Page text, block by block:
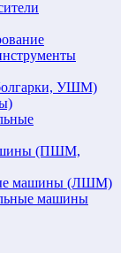
УШМ)
(ПШМ,
машины (ЛШМ)
машины